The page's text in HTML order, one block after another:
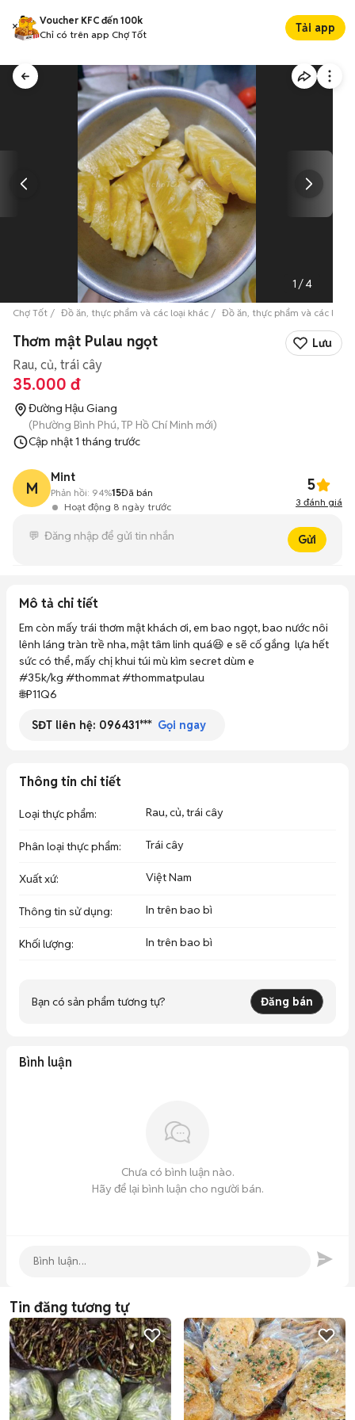
Voucher KFC đến 100k
Chỉ có trên app Chợ Tốt
Tải app
1 /4
Chợ Tốt Đồ ăn, thực phẩm và các loại khác Đồ ăn, thực phẩm và các loại
Thơm mật Pulau ngọt Lưu
Rau, củ, trái cây
35.000 đ
Đường Hậu Giang
(Phường Bình Phú, TP Hồ Chí Minh mới)
Cập nhật1 tháng trước
M
Mint
Hoạt động 8 ngày trước
Phản hồi: 94%15Đã bán 5
3 đánh giá
Gửi
Mô tả chi tiết
Em còn mấy trái thơm mật khách ơi, em bao ngọt, bao nước nôi
lênh láng tràn trề nha, mật tâm linh quá😆 e sẽ cố gắng  lựa hết
sức có thể, mấy chị khui túi mù kìm secret dùm e
#35k/kg #thommat #thommatpulau
🌐P11Q6
SĐT liên hệ: 096431*** Gọi ngay
Thông tin chi tiết
Loại thực phẩm: Rau, củ, trái cây
Phân loại thực phẩm: Trái cây
Xuất xứ: Việt Nam
Thông tin sử dụng: In trên bao bì
Khối lượng: In trên bao bì
Bạn có sản phẩm tương tự? Đăng bán
Bình luận
Chưa có bình luận nào.
Hãy để lại bình luận cho người bán.
Tin đăng tương tự